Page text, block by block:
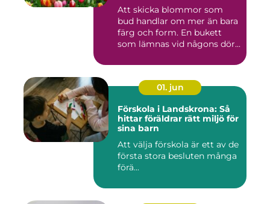
Att skicka blommor som
bud handlar om mer än bara
färg och form. En bukett
som lämnas vid någons dör...
01. jun
Förskola i Landskrona: Så
hittar föräldrar rätt miljö för
sina barn
Att välja förskola är ett av de
första stora besluten många
förä...